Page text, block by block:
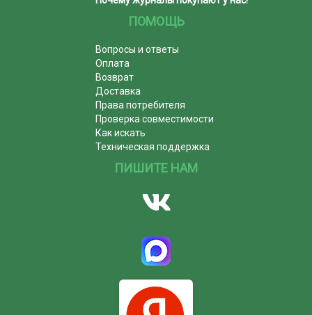
ПОМОЩЬ
Вопросы и ответы
Оплата
Возврат
Доставка
Права потребителя
Проверка совместимости
Как искать
Техническая поддержка
ПИШИТЕ НАМ